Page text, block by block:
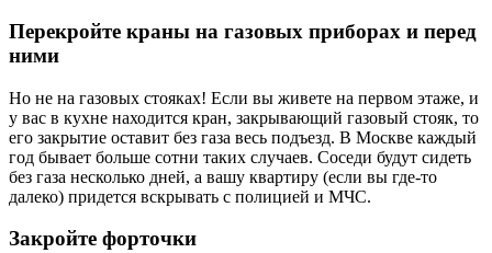
Перекройте краны на газовых приборах и перед
ними
Но не на газовых стояках! Если вы живете на первом этаже, и
у вас в кухне находится кран, закрывающий газовый стояк, то
его закрытие оставит без газа весь подъезд. В Москве каждый
год бывает больше сотни таких случаев. Соседи будут сидеть
без газа несколько дней, а вашу квартиру (если вы где-то
далеко) придется вскрывать с полицией и МЧС.
Закройте форточки